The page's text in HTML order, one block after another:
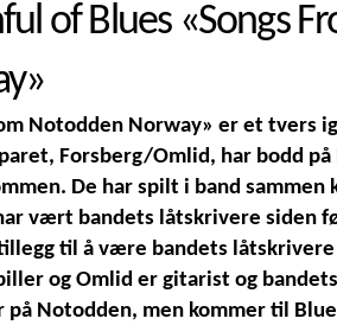
of Blues«Songs
»
Notodden Norway» er et tvers
Forsberg/Omlid, har bodd
De har spilt i band
vært bandets låtskrivere siden
til å være bandets
og Omlid er gitarist og
på Notodden, men kommer til